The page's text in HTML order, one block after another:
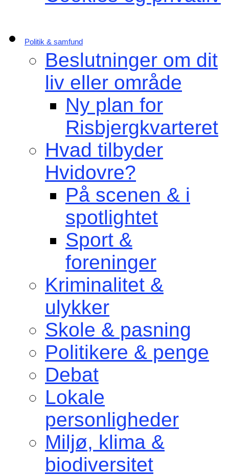
Politik & samfund
Beslutninger om dit
liv eller område
Ny plan for
Risbjergkvarteret
Hvad tilbyder
Hvidovre?
På scenen & i
spotlightet
Sport &
foreninger
Kriminalitet &
ulykker
Skole & pasning
Politikere & penge
Debat
Lokale
personligheder
Miljø, klima &
biodiversitet